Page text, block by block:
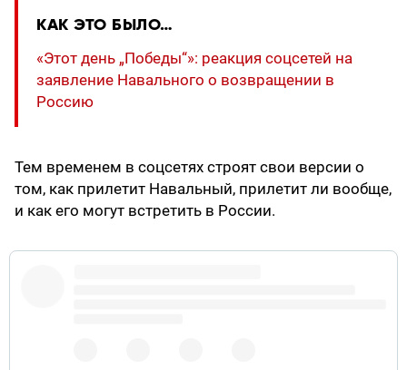
КАК ЭТО БЫЛО…
«Этот день „Победы“»: реакция соцсетей на
заявление Навального о возвращении в
Россию
Тем временем в соцсетях строят свои версии о
том, как прилетит Навальный, прилетит ли вообще,
и как его могут встретить в России.